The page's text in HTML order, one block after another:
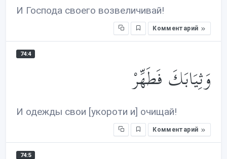
И Господа своего возвеличивай!
Комментарий
74:4
وَثِيَابَكَ فَطَهِّرْ
И одежды свои [укороти и] очищай!
Комментарий
74:5